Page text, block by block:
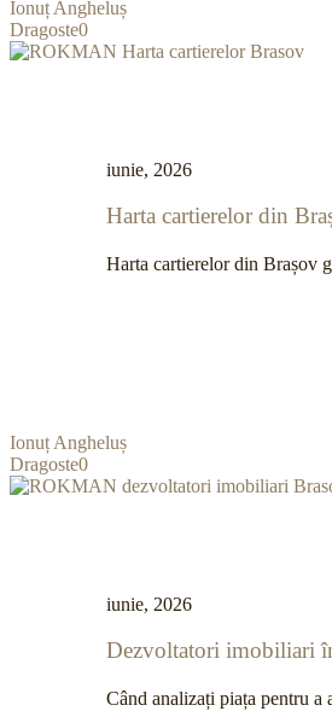
Ionuț Angheluș
Dragoste0
iunie, 2026
Harta cartierelor din
Harta cartierelor din Brașov
Ionuț Angheluș
Dragoste0
iunie, 2026
Dezvoltatori imobiliari
Când analizați piața pentru